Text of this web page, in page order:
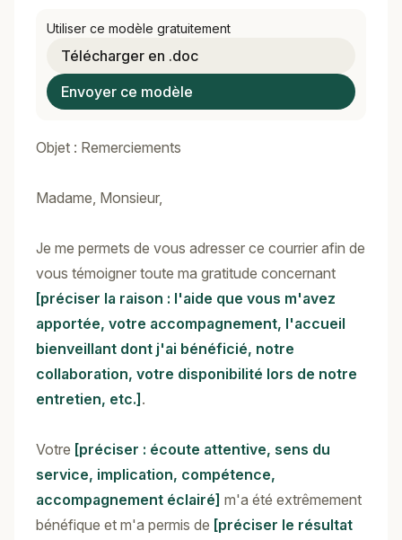
Utiliser ce modèle gratuitement
Télécharger en .doc
Envoyer ce modèle
Objet : Remerciements
Madame, Monsieur,
Je me permets de vous adresser ce courrier afin de
vous témoigner toute ma gratitude concernant
[préciser la raison : l'aide que vous m'avez
apportée, votre accompagnement, l'accueil
bienveillant dont j'ai bénéficié, notre
collaboration, votre disponibilité lors de notre
entretien, etc.] .
Votre [préciser : écoute attentive, sens du
service, implication, compétence,
accompagnement éclairé] m'a été extrêmement
bénéfique et m'a permis de [préciser le résultat